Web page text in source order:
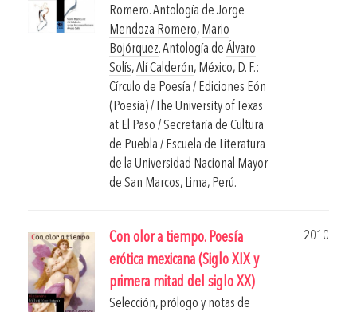
Romero. Antología de Jorge
Mendoza Romero, Mario
Bojórquez. Antología de Álvaro
Solís,Alí Calderón, México, D. F.:
Círculo de Poesía / Ediciones Eón
(Poesía) / The University of Texas
at El Paso / Secretaría de Cultura
de Puebla / Escuela de Literatura
de la Universidad Nacional Mayor
de San Marcos, Lima, Perú.
Con olor a tiempo. Poesía
erótica mexicana (Siglo XIX y
primera mitad del siglo XX)
2010
Selección, prólogo y notas de